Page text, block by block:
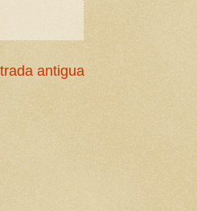
antigua